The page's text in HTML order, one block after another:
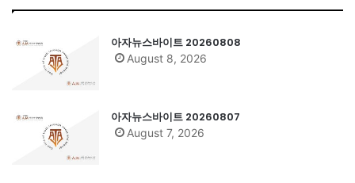
아자뉴스바이트 20260808
August 8, 2026
아자뉴스바이트 20260807
August 7, 2026